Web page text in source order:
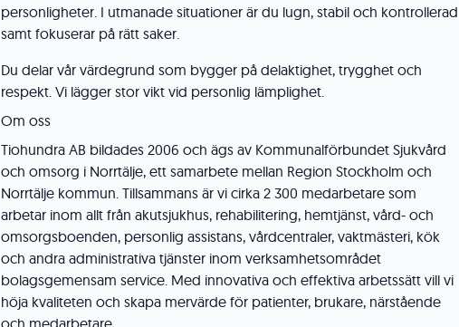
personligheter. I utmanade situationer är du lugn, stabil och kontrollerad
samt fokuserar på rätt saker.
Du delar vår värdegrund som bygger på delaktighet, trygghet och
respekt. Vi lägger stor vikt vid personlig lämplighet.
Om oss
Tiohundra AB bildades 2006 och ägs av Kommunalförbundet Sjukvård
och omsorg i Norrtälje, ett samarbete mellan Region Stockholm och
Norrtälje kommun. Tillsammans är vi cirka 2 300 medarbetare som
arbetar inom allt från akutsjukhus, rehabilitering, hemtjänst, vård- och
omsorgsboenden, personlig assistans, vårdcentraler, vaktmästeri, kök
och andra administrativa tjänster inom verksamhetsområdet
bolagsgemensam service. Med innovativa och effektiva arbetssätt vill vi
höja kvaliteten och skapa mervärde för patienter, brukare, närstående
och medarbetare.